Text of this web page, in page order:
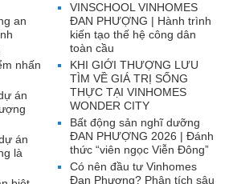
VINSCHOOL VINHOMES
ĐAN PHƯỢNG | Hành trình
kiến tạo thế hệ công dân
toàn cầu
KHI GIỚI THƯỢNG LƯU
TÌM VỀ GIÁ TRỊ SỐNG
THỰC TẠI VINHOMES
WONDER CITY
Bất động sản nghĩ dưỡng
ĐAN PHƯỢNG 2026 | Đánh
thức “viên ngọc Viễn Đông”
Có nên đầu tư Vinhomes
Đan Phượng? Phân tích sâu
an
nhấn
án
án
là